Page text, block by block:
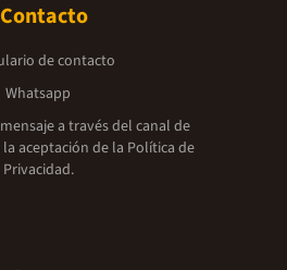
Contacto
de contacto
Whatsapp
a través del canal de
aceptación de la Política de
Privacidad.